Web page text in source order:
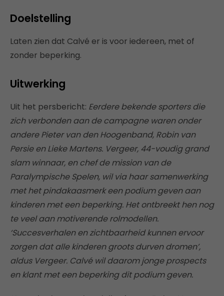
Doelstelling
Laten zien dat Calvé er is voor iedereen, met of
zonder beperking.
Uitwerking
Uit het persbericht: Eerdere bekende sporters die
zich verbonden aan de campagne waren onder
andere Pieter van den Hoogenband, Robin van
Persie en Lieke Martens. Vergeer, 44-voudig grand
slam winnaar, en chef de mission van de
Paralympische Spelen, wil via haar samenwerking
met het pindakaasmerk een podium geven aan
kinderen met een beperking. Het ontbreekt hen nog
te veel aan motiverende rolmodellen.
‘Succesverhalen en zichtbaarheid kunnen ervoor
zorgen dat alle kinderen groots durven dromen’,
aldus Vergeer. Calvé wil daarom jonge prospects
en klant met een beperking dit podium geven.